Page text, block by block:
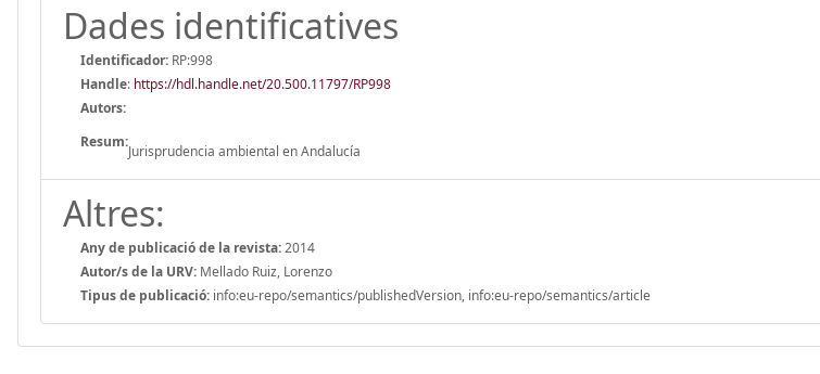
Dades identificatives
Identificador: RP:998
Handle: https://hdl.handle.net/20.500.11797/RP998
Autors:
Resum:
Jurisprudencia ambiental en Andalucía
Altres:
Any de publicació de la revista:2014
Autor/s de la URV: Mellado Ruiz, Lorenzo
Tipus de publicació: info:eu-repo/semantics/publishedVersion, info:eu-repo/semantics/article